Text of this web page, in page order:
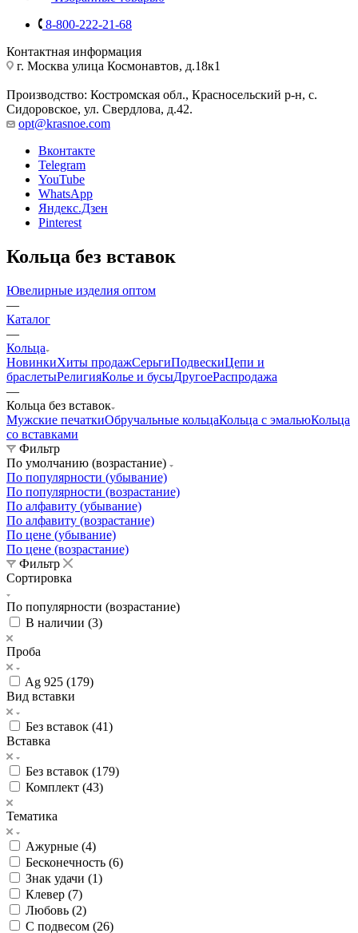
8-800-222-21-68
Контактная информация
г. Москва улица Космонавтов, д.18к1
Производство: Костромская обл., Красносельский р-н, с.
Сидоровское, ул. Свердлова, д.42.
opt@krasnoe.com
Вконтакте
Telegram
YouTube
WhatsApp
Яндекс.Дзен
Pinterest
Кольца без вставок
Ювелирные изделия оптом
—
Каталог
—
Кольца
НовинкиХиты продажСерьгиПодвескиЦепи и
браслетыРелигияКолье и бусыДругоеРаспродажа
—
Кольца без вставок
Мужские печаткиОбручальные кольцаКольца с эмальюКольца
со вставками
Фильтр
По умолчанию (возрастание)
По популярности (убывание)
По популярности (возрастание)
По алфавиту (убывание)
По алфавиту (возрастание)
По цене (убывание)
По цене (возрастание)
Фильтр
Сортировка
По популярности (возрастание)
В наличии (3)
Проба
Ag 925 (179)
Вид вставки
Без вставок (41)
Вставка
Без вставок (179)
Комплект (43)
Тематика
Ажурные (4)
Бесконечность (6)
Знак удачи (1)
Клевер (7)
Любовь (2)
С подвесом (26)